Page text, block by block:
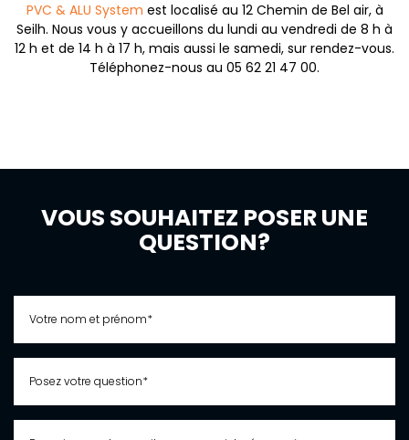
PVC & ALU System est localisé au 12 Chemin de Bel air, à
Seilh. Nous vous y accueillons du lundi au vendredi de 8 h à
12 h et de 14 h à 17 h, mais aussi le samedi, sur rendez-vous.
Téléphonez-nous au 05 62 21 47 00.
VOUS SOUHAITEZ POSER UNE
QUESTION?